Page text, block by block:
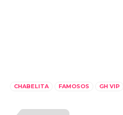
CHABELITA FAMOSOS GH VIP